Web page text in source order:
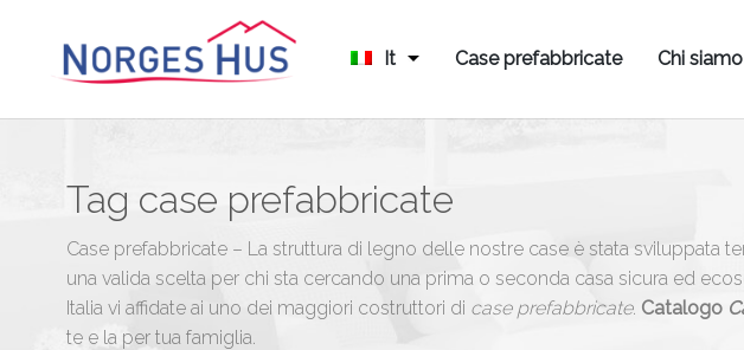
It Case prefabbricate Chi siamo
Tag case prefabbricate
Case prefabbricate – La struttura di legno delle nostre case è stata sviluppata
una valida scelta per chi sta cercando una prima o seconda casa sicura ed
Italia vi affidate ai uno dei maggiori costruttori di case prefabbricate. Catalogo
te e la per tua famiglia.